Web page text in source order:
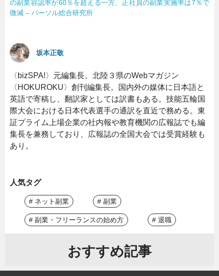
の副業容認率が60％を超える一方、正社員の副業実施率は7％で
微減 – パーソル総合研究所
坂本正敬
〈bizSPA!〉元編集長。北陸３県のWebマガジン
〈HOKUROKU〉創刊編集長。国内外の媒体に日本語と
英語で寄稿し、翻訳家としては訳書もある。技能五輪国
際大会における日本代表選手の通訳を直近で務める。東
証プライム上場企業の社内報や教育機関の広報誌でも編
集長を兼務しており、広報誌の全国大会では受賞経験も
あり。
人気タグ
# ネット副業 # 副業
# 副業・フリーランスの始め方 # 退職
おすすめ記事